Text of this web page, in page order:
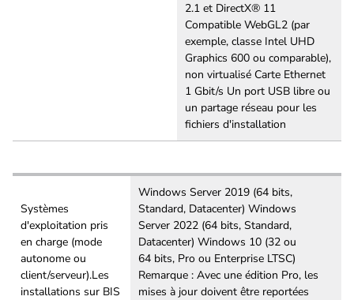
2.1 et DirectX® 11
Compatible WebGL2 (par
exemple, classe Intel UHD
Graphics 600 ou comparable),
non virtualisé Carte Ethernet
1 Gbit/s Un port USB libre ou
un partage réseau pour les
fichiers d'installation
Systèmes
d'exploitation pris
en charge (mode
autonome ou
client/serveur).Les
installations sur BIS
Windows Server 2019 (64 bits,
Standard, Datacenter) Windows
Server 2022 (64 bits, Standard,
Datacenter) Windows 10 (32 ou
64 bits, Pro ou Enterprise LTSC)
Remarque : Avec une édition Pro, les
mises à jour doivent être reportées